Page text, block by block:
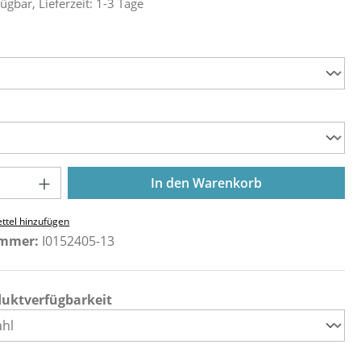
Anzahl: Gib den gewünschten Wert
In den Warenkorb
hinzufügen
I0152405-13